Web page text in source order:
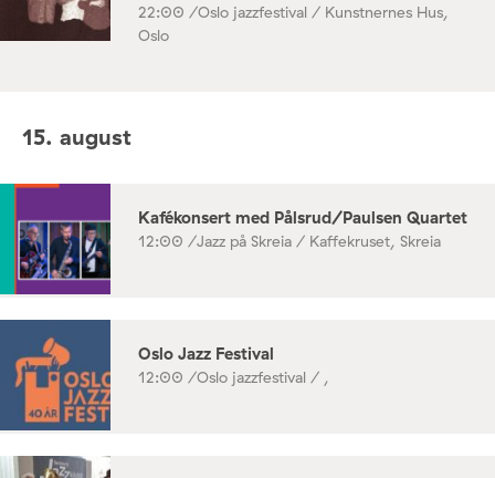
22:00 /Oslo jazzfestival / Kunstnernes Hus,
Oslo
15. august
Kafékonsert med Pålsrud/Paulsen Quartet
12:00 /Jazz på Skreia / Kaffekruset, Skreia
Oslo Jazz Festival
12:00 /Oslo jazzfestival / ,